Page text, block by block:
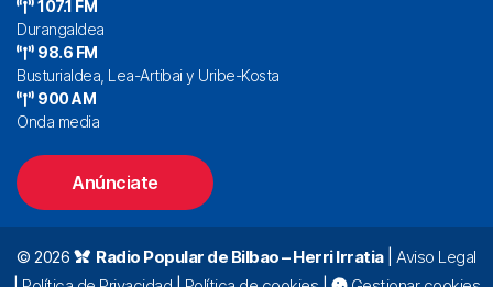
107.1 FM
Durangaldea
98.6 FM
Busturialdea, Lea-Artibai y Uribe-Kosta
900 AM
Onda media
Anúnciate
© 2026 Radio Popular de Bilbao – Herri Irratia| Aviso Legal